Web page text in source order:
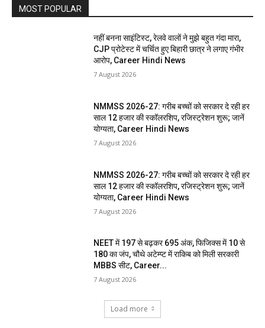
MOST POPULAR
नहीं बनना साइंटिस्ट, रेलवे वालों ने मुझे बहुत गंदा मारा,
CJP प्रोटेस्ट में चर्चित हुए बिहारी छात्र ने लगाए गंभीर
आरोप, Career Hindi News
7 August 2026
NMMSS 2026-27: गरीब बच्चों को सरकार दे रही हर
साल 12 हजार की स्कॉलरशिप, रजिस्ट्रेशन शुरू; जानें
योग्यता, Career Hindi News
7 August 2026
NMMSS 2026-27: गरीब बच्चों को सरकार दे रही हर
साल 12 हजार की स्कॉलरशिप, रजिस्ट्रेशन शुरू; जानें
योग्यता, Career Hindi News
7 August 2026
NEET में 197 से बढ़कर 695 अंक, फिजिक्स में 10 से
180 का जंप, चौथे अटेम्प्ट में राकिब को मिली सरकारी
MBBS सीट, Career...
7 August 2026
Load more